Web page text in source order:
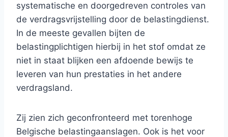
systematische en doorgedreven controles van
de verdragsvrijstelling door de belastingdienst.
In de meeste gevallen bijten de
belastingplichtigen hierbij in het stof omdat ze
niet in staat blijken een afdoende bewijs te
leveren van hun prestaties in het andere
verdragsland.
Zij zien zich geconfronteerd met torenhoge
Belgische belastingaanslagen. Ook is het voor